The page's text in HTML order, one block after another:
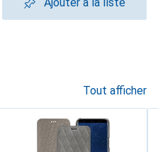
Tout afficher